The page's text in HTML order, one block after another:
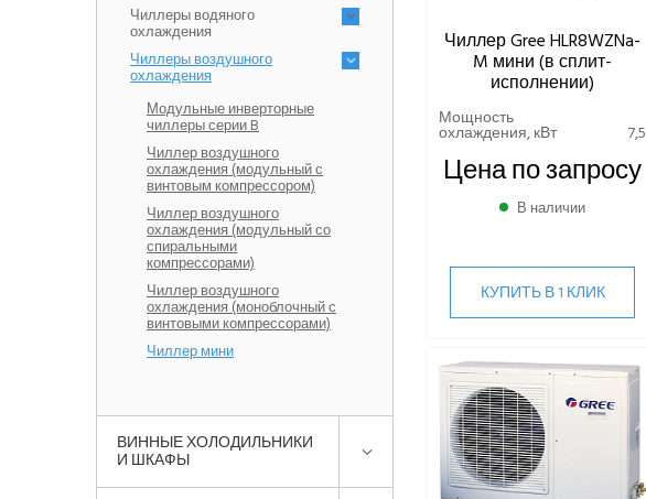
Чиллеры водяного
охлаждения
Чиллеры воздушного
охлаждения
Модульные инверторные
чиллеры серии B
Чиллер воздушного
охлаждения (модульный с
винтовым компрессором)
Чиллер воздушного
охлаждения (модульный со
спиральными
компрессорами)
Чиллер воздушного
охлаждения (моноблочный с
винтовыми компрессорами)
Чиллер мини
ВИННЫЕ ХОЛОДИЛЬНИКИ
И ШКАФЫ
Чиллер Gree HLR8WZNa-
M мини (в сплит-
исполнении)
Мощность
охлаждения, кВт 7,5
Цена по запросу
В наличии
КУПИТЬ В 1 КЛИК